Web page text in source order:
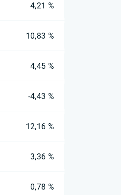
4,21 %
10,83 %
4,45 %
-4,43 %
12,16 %
3,36 %
0,78 %